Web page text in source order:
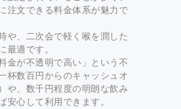
注文できる料金体系が魅力で
や、二次会で軽く喉を潤した
最適です。
金が不透明で高い」という不
杯数百円からのキャッシュオ
や、数千円程度の明朗な飲み
安心して利用できます。